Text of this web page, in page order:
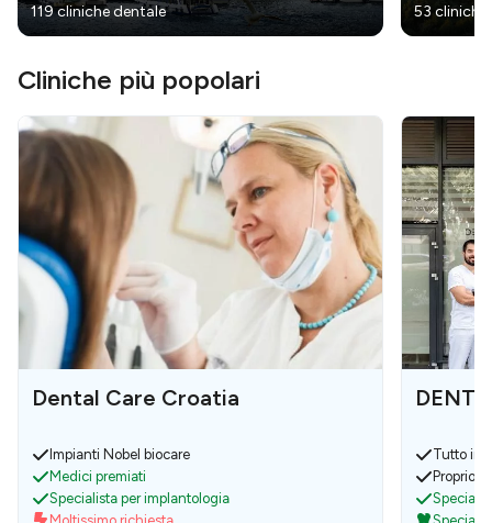
119 cliniche dentale 53 cliniche
Cliniche più popolari
Dental Care Croatia
Impianti Nobel biocare
Medici premiati
Specialista per implantologia
Tutto in
Proprio